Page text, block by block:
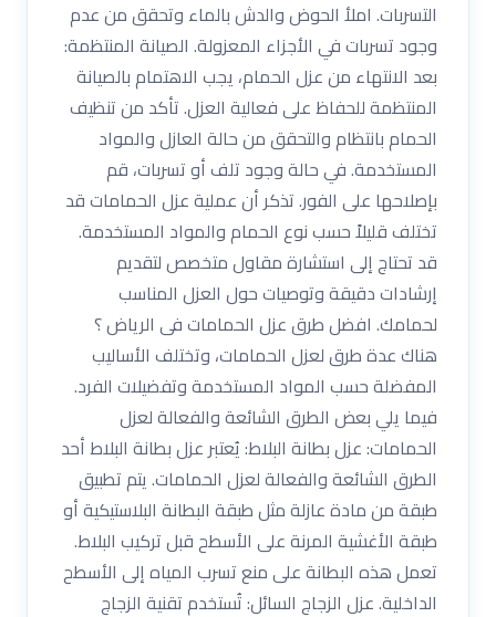
التسربات. املأ الحوض والدش بالماء وتحقق من عدم
وجود تسربات في الأجزاء المعزولة. الصيانة المنتظمة:
بعد الانتهاء من عزل الحمام، يجب الاهتمام بالصيانة
المنتظمة للحفاظ على فعالية العزل. تأكد من تنظيف
الحمام بانتظام والتحقق من حالة العازل والمواد
المستخدمة. في حالة وجود تلف أو تسربات، قم
بإصلاحها على الفور. تذكر أن عملية عزل الحمامات قد
تختلف قليلاً حسب نوع الحمام والمواد المستخدمة.
قد تحتاج إلى استشارة مقاول متخصص لتقديم
إرشادات دقيقة وتوصيات حول العزل المناسب
لحمامك. افضل طرق عزل الحمامات فى الرياض ؟
هناك عدة طرق لعزل الحمامات، وتختلف الأساليب
المفضلة حسب المواد المستخدمة وتفضيلات الفرد.
فيما يلي بعض الطرق الشائعة والفعالة لعزل
الحمامات: عزل بطانة البلاط: يُعتبر عزل بطانة البلاط أحد
الطرق الشائعة والفعالة لعزل الحمامات. يتم تطبيق
طبقة من مادة عازلة مثل طبقة البطانة البلاستيكية أو
طبقة الأغشية المرنة على الأسطح قبل تركيب البلاط.
تعمل هذه البطانة على منع تسرب المياه إلى الأسطح
الداخلية. عزل الزجاج السائل: تُستخدم تقنية الزجاج